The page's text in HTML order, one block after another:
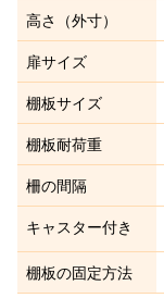
高さ（外寸）
扉サイズ
棚板サイズ
棚板耐荷重
柵の間隔
キャスター付き
棚板の固定方法